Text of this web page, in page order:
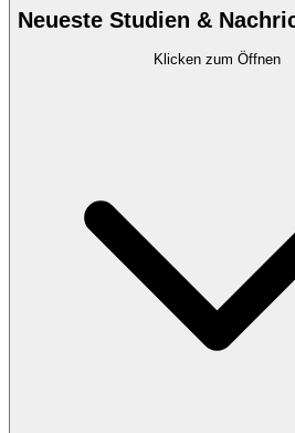
Neueste Studien &
Klicken zum Öffnen